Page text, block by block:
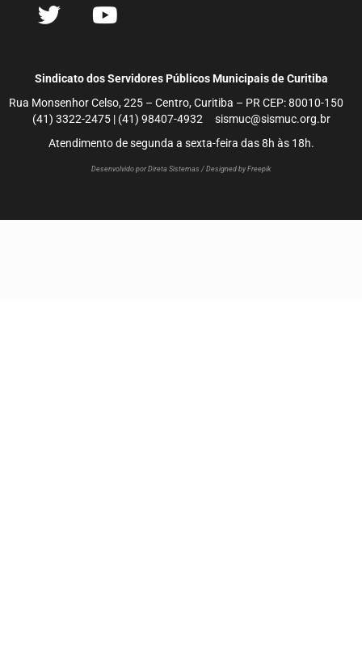
Sindicato dos Servidores Públicos Municipais de Curitiba
Rua Monsenhor Celso, 225 – Centro, Curitiba – PR CEP: 80010-150
(41) 3322-2475 | (41) 98407-4932 sismuc@sismuc.org.br
Atendimento de segunda a sexta-feira das 8h às 18h.
Desenvolvido por Direta Sistemas / Designed by Freepik